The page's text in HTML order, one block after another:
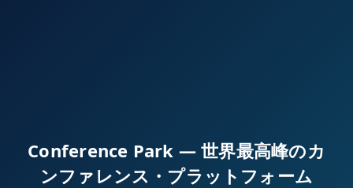
Conference Park — 世界最高峰のカ
ンファレンス・プラットフォーム